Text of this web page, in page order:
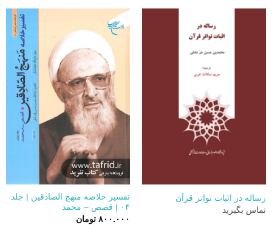
رساله در اثبات تواتر قرآن
تماس بگیرید
تفسیر خلاصه منهج الصادقین | جلد
۰۴ | قصص – محمد
۸۰۰.۰۰۰ تومان